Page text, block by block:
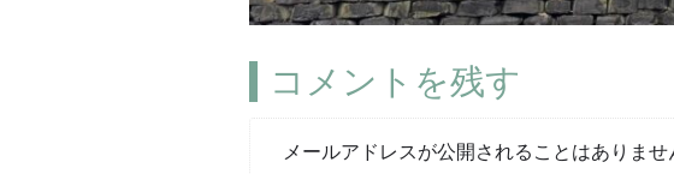
コメントを残す
メールアドレスが公開されることはありませ